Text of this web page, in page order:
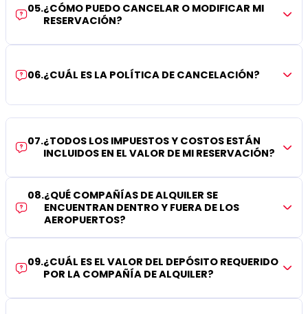
05.¿CÓMO PUEDO CANCELAR O MODIFICAR MI
RESERVACIÓN?
06.¿CUÁL ES LA POLÍTICA DE CANCELACIÓN?
07.¿TODOS LOS IMPUESTOS Y COSTOS ESTÁN
INCLUIDOS EN EL VALOR DE MI RESERVACIÓN?
08.¿QUÉ COMPAÑÍAS DE ALQUILER SE
ENCUENTRAN DENTRO Y FUERA DE LOS
AEROPUERTOS?
09.¿CUÁL ES EL VALOR DEL DEPÓSITO REQUERIDO
POR LA COMPAÑÍA DE ALQUILER?